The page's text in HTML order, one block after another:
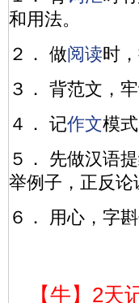
和用法。
２． 做阅读时
３． 背范文，
４． 记作文模
５． 先做汉语
举例子，正反论
６． 用心，字斟
【牛】2天